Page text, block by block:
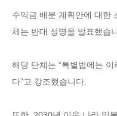
수익금 배분 계획안에 대한
체는 반대 성명을 발표했습
해당 단체는 “특별법에는
다”고 강조했습니다.